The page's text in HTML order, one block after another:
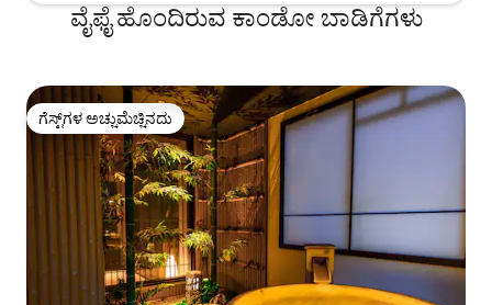
ವೈಫೈ ಹೊಂದಿರುವ ಕಾಂಡೋ ಬಾಡಿಗೆಗಳು
ಗೆಸ್ಟ್‌ಗಳ ಅಚ್ಚುಮೆಚ್ಚಿನದು
ಗೆಸ್ಟ್‌ಗಳ ಅಚ್ಚುಮೆಚ್ಚಿನದು